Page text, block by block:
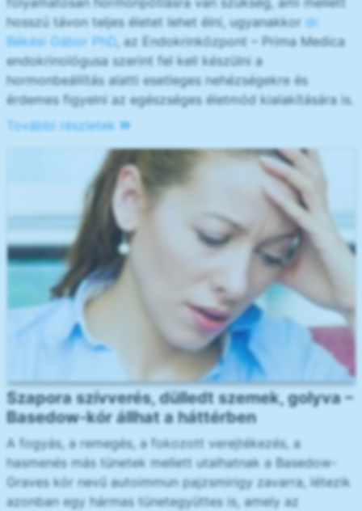
hosszú távon teljes életet lehet élni, ugyanakkor dr.
Békési Gábor PhD
, az Endokrinközpont – Prima Medica
endokrinológusa szerint fel kell készülni a
hormonbeállítás alatti esetleges nehézségekre és
érdemes figyelni az egészséges életmód kialakítására is.
További részletek
Szapora szívverés, dülledt szemek, golyva –
Basedow-kór állhat a háttérben
A fogyás, a remegés, a fokozott verejtékezés, a
hasmenés más tünetek mellett utalhatnak a Basedow-
Graves kór nevű autoimmun pajzsmirigy zavarra, létezik
azonban egy hármas tünetegyüttes is, amely az